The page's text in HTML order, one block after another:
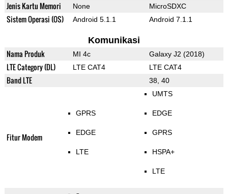
Jenis Kartu Memori None MicroSDXC
Sistem Operasi (OS) Android 5.1.1 Android 7.1.1
Komunikasi
Nama Produk MI 4c Galaxy J2 (2018)
LTE Category (DL) LTE CAT4 LTE CAT4
Band LTE 38, 40
Fitur Modem
GPRS
EDGE
LTE
UMTS
EDGE
GPRS
HSPA+
LTE